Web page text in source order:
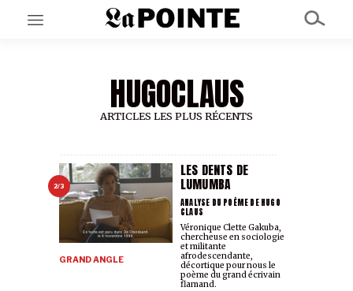
EN CE MOMENT
GRAND ANGLE
AU LARGE
À PROPOS
NOS PARTENAIRES
SOUTENEZ NOUS
HUGOCLAUS
ARTICLES LES PLUS RÉCENTS
2/3
LES DENTS DE
LUMUMBA
ANALYSE DU POÈME DE HUGO
CLAUS
GRAND ANGLE
Véronique Clette Gakuba,
chercheuse en sociologie
et militante
afrodescendante,
décortique pour nous le
poème du grand écrivain
flamand.